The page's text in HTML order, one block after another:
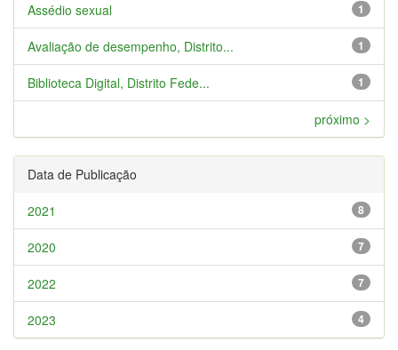
1
Assédio sexual
1
Avaliação de desempenho, Distrito...
1
Biblioteca Digital, Distrito Fede...
próximo >
Data de Publicação
8
2021
7
2020
7
2022
4
2023